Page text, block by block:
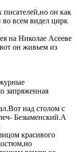
он как
во всем видел цирк
на Николае Асееве
он живьем из
запряженная
над столом с
Безыменский.А
красивого